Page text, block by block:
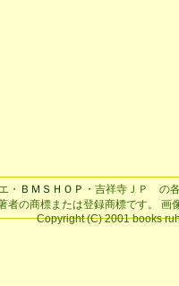
・ ＢＭＳＨＯＰ ・吉祥寺ＪＰ の
者の商標または登録商標です。 画
Copyright (C) 2001 books